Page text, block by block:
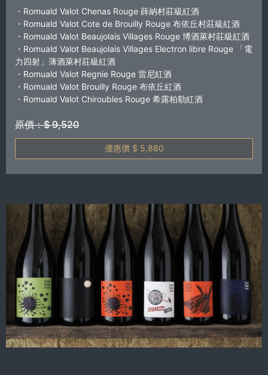
・Romuald Valot Chenas Rouge 薛納村莊級紅酒
・Romuald Valot Cote de Brouilly Rouge 布依丘村莊級紅酒
・Romuald Valot Beaujolais Villages Rouge 博酒萊村莊級紅酒
・Romuald Valot Beaujolais Villages Electron libre Rouge 「電
力四射」薄酒萊村莊級紅酒
・Romuald Valot Regnie Rouge 雷尼紅酒
・Romuald Valot Brouilly Rouge 布依丘紅酒
・Romuald Valot Chiroubles Rouge 希露柏勒紅酒
原價：$ 9,520
優惠價 $ 5,880